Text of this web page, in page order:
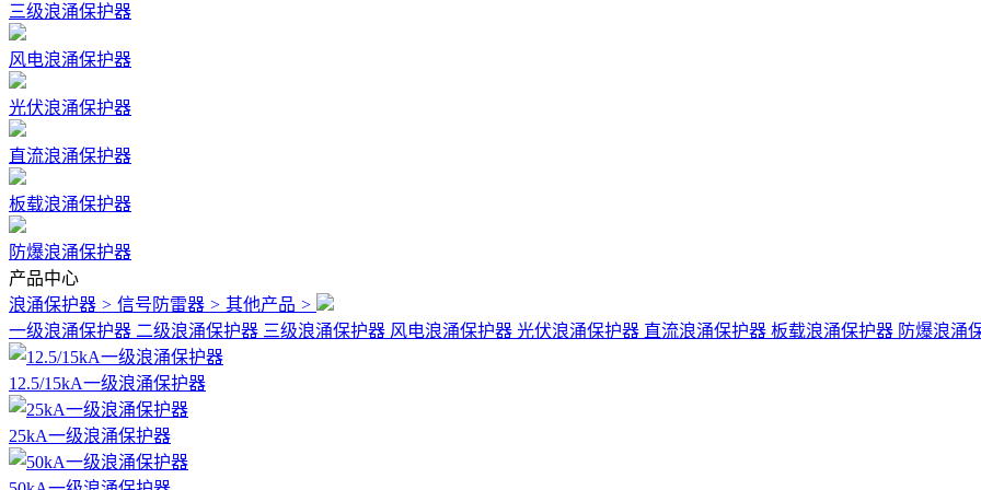
三级浪涌保护器
风电浪涌保护器
光伏浪涌保护器
直流浪涌保护器
板载浪涌保护器
防爆浪涌保护器
产品中心
浪涌保护器 > 信号防雷器 > 其他产品 >
一级浪涌保护器 二级浪涌保护器 三级浪涌保护器 风电浪涌保护器 光伏浪涌保护器 直流浪涌保护器 板载浪涌保护器 防爆浪涌
12.5/15kA一级浪涌保护器
25kA一级浪涌保护器